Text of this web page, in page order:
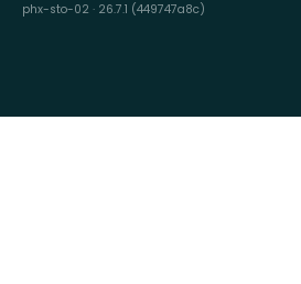
phx-sto-02 · 26.7.1 (449747a8c)